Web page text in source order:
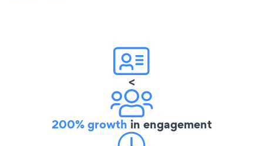
<
200% growth in engagement